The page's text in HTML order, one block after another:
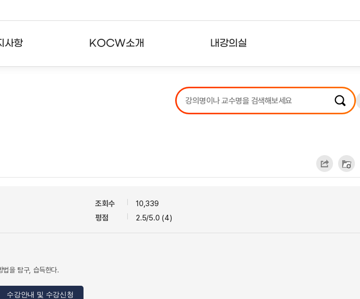
사항 KOCW소개 내강의실
강의리스트
수강확인증강의
조회수
10,339
평점
2.5/5.0 (4)
법을 탐구, 습득한다.
수강안내 및 수강신청